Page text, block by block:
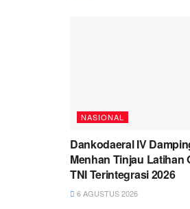
NASIONAL
Dankodaeral IV
Menhan Tinjau Latihan
TNI Terintegrasi 2026
6 AGUSTUS 2026